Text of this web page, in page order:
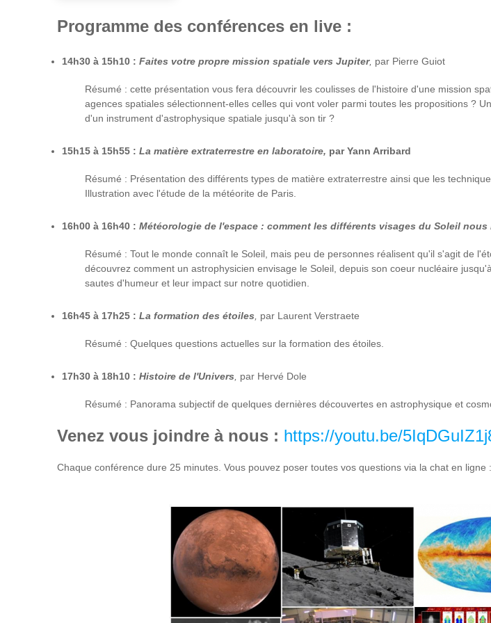
Programme des conférences en live :
14h30 à 15h10 : Faites votre propre mission spatiale vers Jupiter, par Pierre Guiot
Résumé : cette présentation vous fera découvrir les coulisses de l'histoire d'une mission
agences spatiales sélectionnent-elles celles qui vont voler parmi toutes les propositions ?
d'un instrument d'astrophysique spatiale jusqu'à son tir ?
15h15 à 15h55 : La matière extraterrestre en laboratoire, par Yann Arribard
Résumé : Présentation des différents types de matière extraterrestre ainsi que les
Illustration avec l'étude de la météorite de Paris.
16h00 à 16h40 : Météorologie de l'espace : comment les différents visages du Soleil nous
Résumé : Tout le monde connaît le Soleil, mais peu de personnes réalisent qu'il s'agit de
découvrez comment un astrophysicien envisage le Soleil, depuis son coeur nucléaire
sautes d'humeur et leur impact sur notre quotidien.
16h45 à 17h25 : La formation des étoiles par Laurent Verstraete
Résumé : Quelques questions actuelles sur la formation des étoiles.
17h30 à 18h10 : Histoire de l'Univers par Hervé Dole
Résumé : Panorama subjectif de quelques dernières découvertes en astrophysique et
Venez vous joindre à nous : https://youtu.be/
Chaque conférence dure 25 minutes. Vous pouvez poser toutes vos questions via la chat en